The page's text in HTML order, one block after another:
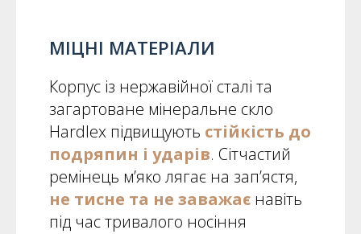
МІЦНІ МАТЕРІАЛИ
Корпус із нержавійної сталі та
загартоване мінеральне скло
Hardlex підвищують стійкість до
подряпин і ударів. Сітчастий
ремінець м’яко лягає на зап’ястя,
не тисне та не заважаєнавіть
під час тривалого носіння